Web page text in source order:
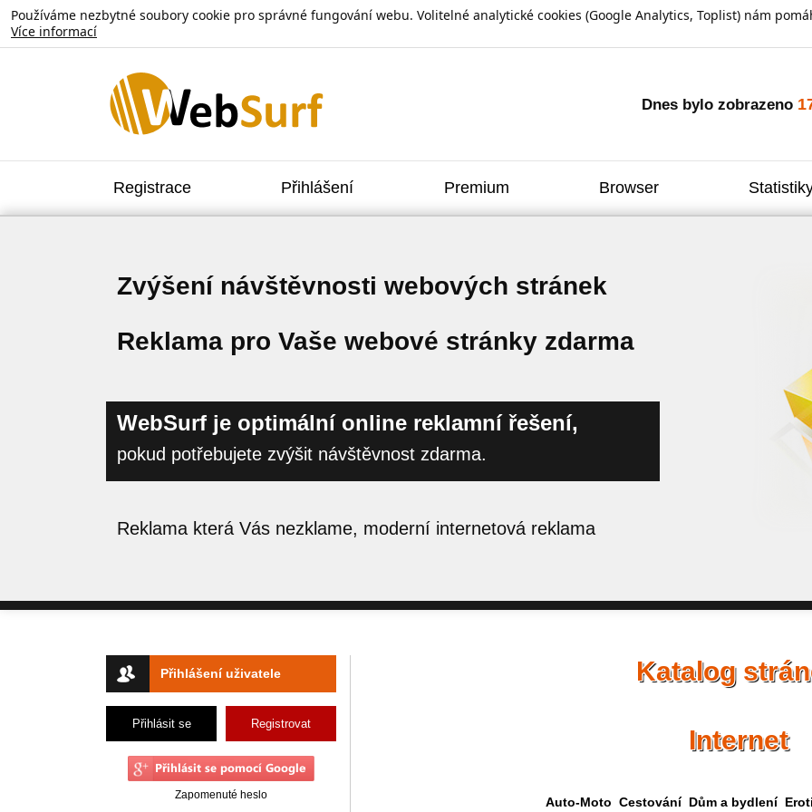
Používáme nezbytné soubory cookie pro správné fungování webu. Volitelné analytické cookies (Google Analytics, Toplist) nám
Více informací
Dnes bylo zobrazeno
Registrace Přihlášení Premium Browser
Zvýšení návštěvnosti webových stránek
Reklama pro Vaše webové stránky zdarma
WebSurf je optimální online reklamní řešení,
pokud potřebujete zvýšit návštěvnost zdarma.
Reklama která Vás nezklame, moderní internetová reklama
Přihlášení uživatele
Přihlásit se Registrovat
Zapomenuté heslo
Katalog
Internet
Auto-Moto Cestování Dům a bydlení